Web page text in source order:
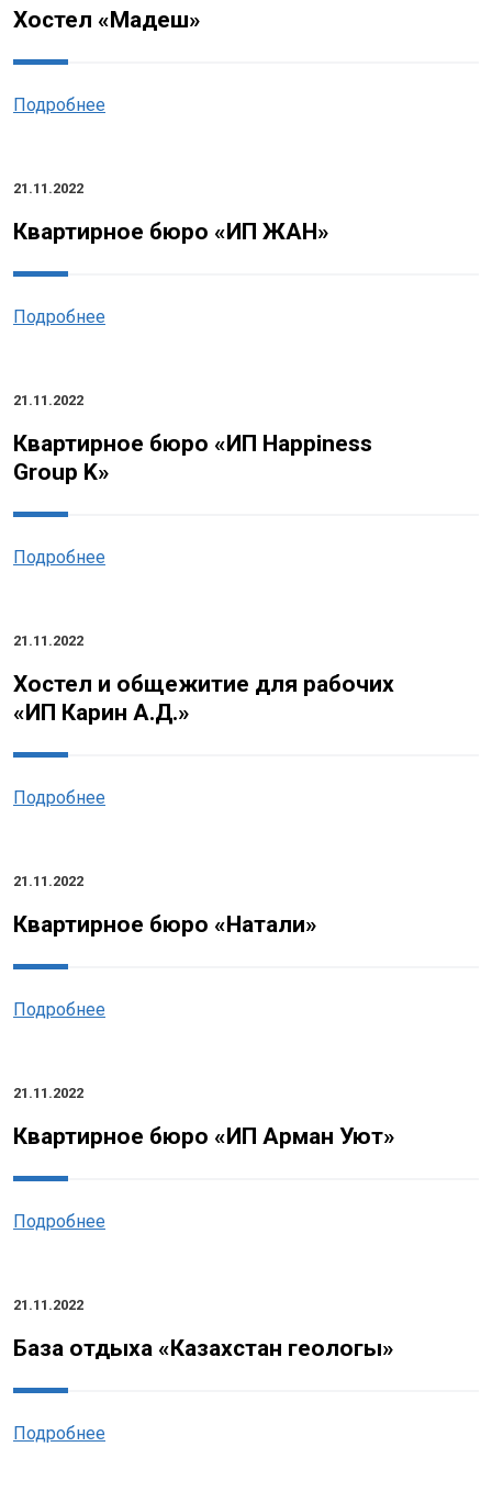
Хостел «Мадеш»
Подробнее
21.11.2022
Квартирное бюро «ИП ЖАН»
Подробнее
21.11.2022
Квартирное бюро «ИП Happiness
Group K»
Подробнее
21.11.2022
Хостел и общежитие для рабочих
«ИП Карин А.Д.»
Подробнее
21.11.2022
Квартирное бюро «Натали»
Подробнее
21.11.2022
Квартирное бюро «ИП Арман Уют»
Подробнее
21.11.2022
База отдыха «Казахстан геологы»
Подробнее